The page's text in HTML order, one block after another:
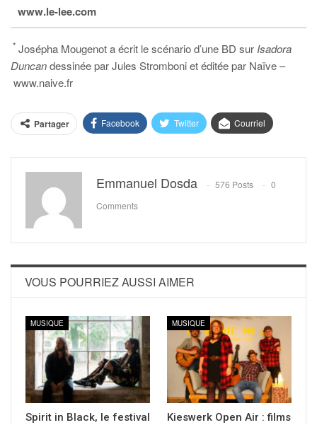
www.le-lee.com
* Josépha Mougenot a écrit le scénario d’une BD sur Isadora
Duncandessinée par Jules Stromboni et éditée par Naïve –
www.naive.fr
Partager Facebook Twitter Courriel
Emmanuel Dosda 576 Posts
0
Comments
VOUS POURRIEZ AUSSI AIMER
MUSIQUE
Spirit in Black, le festival
MUSIQUE
Kieswerk Open Air : films